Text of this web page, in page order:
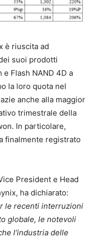
è riuscita ad
suoi prodotti
e Flash NAND 4D a
la loro quota nel
anche alla maggior
trimestrale della
In particolare,
finalmente registrato
President e Head
ha dichiarato:
le recenti interruzioni
globale, le notevoli
l’industria delle